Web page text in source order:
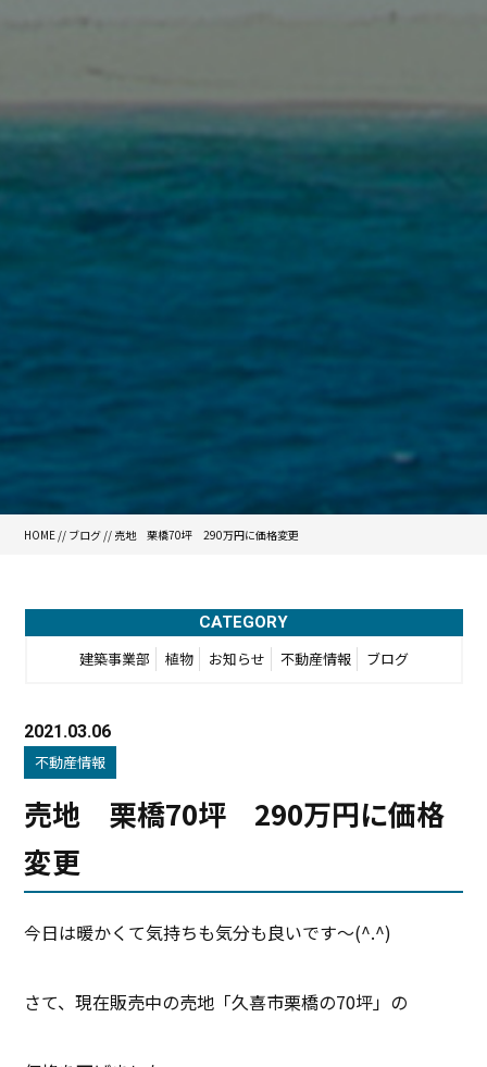
HOME // ブログ // 売地 栗橋70坪 290万円に価格変更
CATEGORY
建築事業部 植物 お知らせ 不動産情報 ブログ
2021.03.06
不動産情報
売地 栗橋70坪 290万円に価格
変更
今日は暖かくて気持ちも気分も良いです～(^.^)
さて、現在販売中の売地「久喜市栗橋の70坪」の